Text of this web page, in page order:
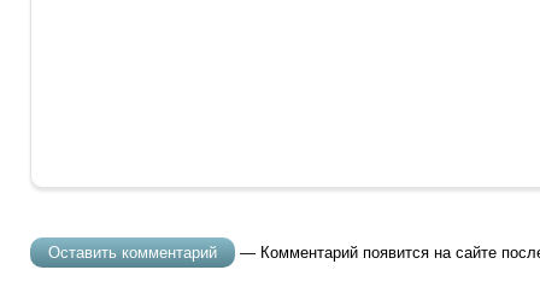
— Комментарий появится на сайте